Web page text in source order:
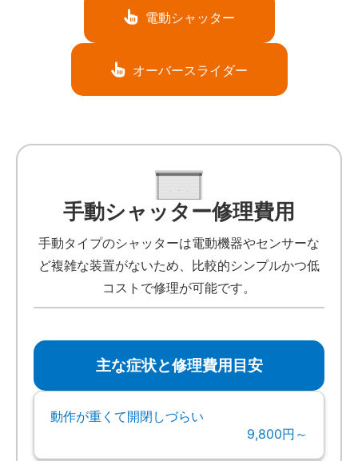
電動シャッター
オーバースライダー
手動シャッター修理費用
手動タイプのシャッターは電動機器やセンサーな
ど複雑な装置がないため、比較的シンプルかつ低
コストで修理が可能です。
主な症状と修理費用目安
動作が重くて開閉しづらい
9,800円～